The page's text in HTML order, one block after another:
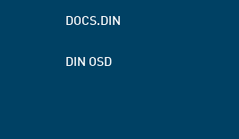
DOCS.DIN
DIN OSD